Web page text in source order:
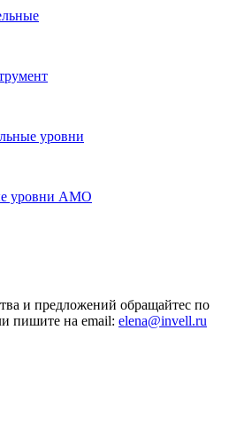
уровни
уровни AMO
и предложений обращайтес по
пишите на email: elena@invell.ru